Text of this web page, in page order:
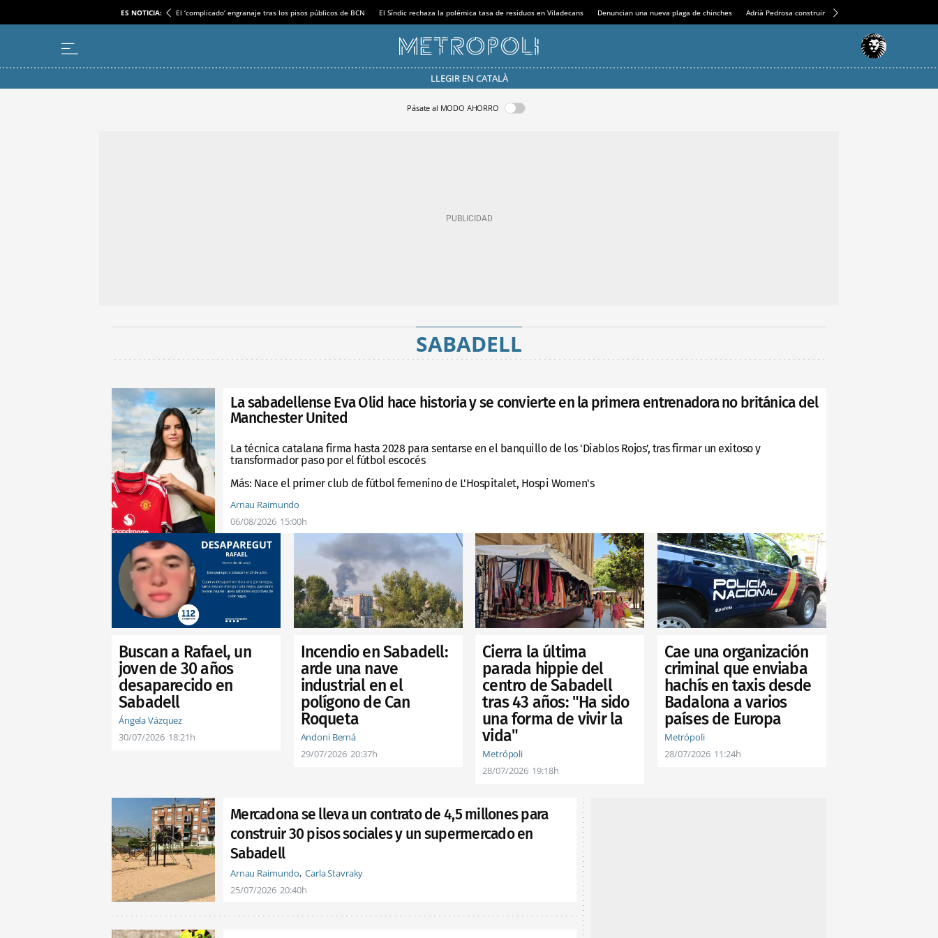
ES NOTICIA: El ‘complicado’ engranaje tras los pisos públicos de BCN El Síndic rechaza la polémica tasa de residuos en Viladecans Denuncian una nueva plaga de chinches Adrià Pedrosa construirá la nueva residencia en el
LLEGIR EN CATALÀ
Pásate al MODO AHORRO
SABADELL
La sabadellense Eva Olid hace historia y se convierte en la primera entrenadora no británica del
Manchester United
La técnica catalana firma hasta 2028 para sentarse en el banquillo de los 'Diablos Rojos', tras firmar un exitoso y
transformador paso por el fútbol escocés
Más: Nace el primer club de fútbol femenino de L'Hospitalet, Hospi Women's
Arnau Raimundo
06/08/2026 15:00h
Buscan a Rafael, un
joven de 30 años
desaparecido en
Sabadell
Ángela Vázquez
30/07/2026 18:21h
Incendio en Sabadell:
arde una nave
industrial en el
polígono de Can
Roqueta
Andoni Berná
29/07/2026 20:37h
Cierra la última
parada hippie del
centro de Sabadell
tras 43 años: "Ha sido
una forma de vivir la
vida"
Metrópoli
28/07/2026 19:18h
Cae una organización
criminal que enviaba
hachís en taxis desde
Badalona a varios
países de Europa
Metrópoli
28/07/2026 11:24h
Mercadona se lleva un contrato de 4,5 millones para
construir 30 pisos sociales y un supermercado en
Sabadell
Arnau Raimundo Carla Stavraky
25/07/2026 20:40h